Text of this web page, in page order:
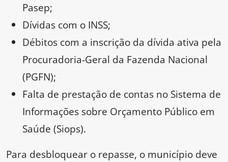
Pasep;
Dívidas com o INSS;
Débitos com a inscrição da dívida ativa pela
Procuradoria-Geral da Fazenda Nacional
(PGFN);
Falta de prestação de contas no Sistema de
Informações sobre Orçamento Público em
Saúde (Siops).
Para desbloquear o repasse, o município deve